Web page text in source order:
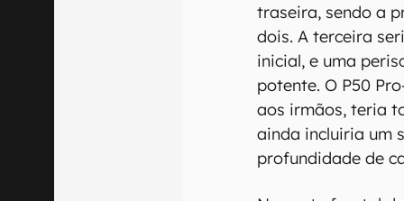
traseira, sendo a
dois. A terceira
inicial, e uma
potente. O P50
aos irmãos, teria
ainda incluiria um
profundidade de